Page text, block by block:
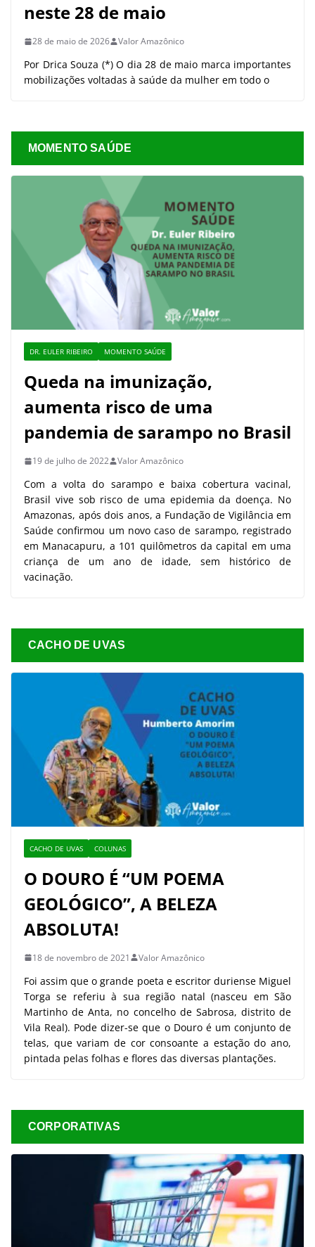
neste 28 de maio
28 de maio de 2026 Valor Amazônico
Por Drica Souza (*) O dia 28 de maio marca importantes
mobilizações voltadas à saúde da mulher em todo o
MOMENTO SAÚDE
DR. EULER RIBEIRO MOMENTO SAÚDE
Queda na imunização,
aumenta risco de uma
pandemia de sarampo no Brasil
19 de julho de 2022 Valor Amazônico
Com a volta do sarampo e baixa cobertura vacinal,
Brasil vive sob risco de uma epidemia da doença. No
Amazonas, após dois anos, a Fundação de Vigilância em
Saúde confirmou um novo caso de sarampo, registrado
em Manacapuru, a 101 quilômetros da capital em uma
criança de um ano de idade, sem histórico de
vacinação.
CACHO DE UVAS
CACHO DE UVAS COLUNAS
O DOURO É “UM POEMA
GEOLÓGICO”, A BELEZA
ABSOLUTA!
18 de novembro de 2021 Valor Amazônico
Foi assim que o grande poeta e escritor duriense Miguel
Torga se referiu à sua região natal (nasceu em São
Martinho de Anta, no concelho de Sabrosa, distrito de
Vila Real). Pode dizer-se que o Douro é um conjunto de
telas, que variam de cor consoante a estação do ano,
pintada pelas folhas e flores das diversas plantações.
CORPORATIVAS